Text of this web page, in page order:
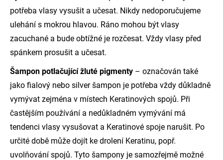
potřeba vlasy vysušit a učesat. Nikdy nedoporučujeme
ulehání s mokrou hlavou. Ráno mohou být vlasy
zacuchané a bude obtížné je rozčesat. Vždy vlasy před
spánkem prosušit a učesat.
Šampon potlačující žluté pigmenty – označován také
jako fialový nebo silver šampon je potřeba vždy důkladně
vymývat zejména v místech Keratinových spojů. Při
častějším používání a nedůkladném vymývání má
tendenci vlasy vysušovat a Keratinové spoje narušit. Po
určité době může dojít ke drolení Keratinu, popř.
uvolňování spojů. Tyto šampony je samozřejmě možné